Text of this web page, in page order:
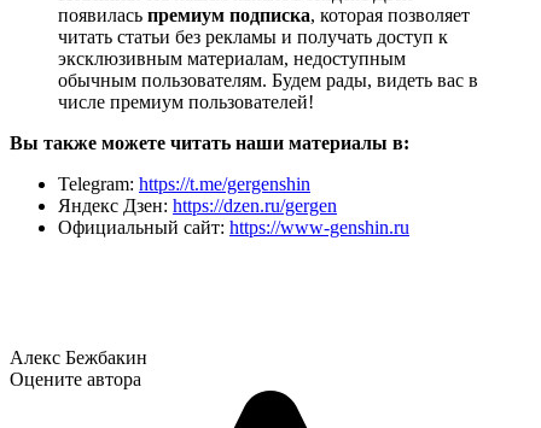
появилась премиум подписка, которая позволяет
читать статьи без рекламы и получать доступ к
эксклюзивным материалам, недоступным
обычным пользователям. Будем рады, видеть вас в
числе премиум пользователей!
Вы также можете читать наши материалы в:
Telegram: https://t.me/gergenshin
Яндекс Дзен: https://dzen.ru/gergen
Официальный сайт: https://www-genshin.ru
Алекс Бежбакин
Оцените автора